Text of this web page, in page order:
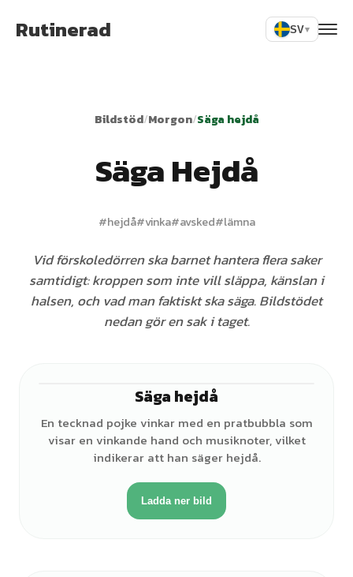
Rutinerad SV▾
Bildstöd/Morgon/Säga hejdå
Säga Hejdå
#hejdå#vinka#avsked#lämna
Vid förskoledörren ska barnet hantera flera saker
samtidigt: kroppen som inte vill släppa, känslan i
halsen, och vad man faktiskt ska säga. Bildstödet
nedan gör en sak i taget.
Säga hejdå
En tecknad pojke vinkar med en pratbubbla som
visar en vinkande hand och musiknoter, vilket
indikerar att han säger hejdå.
Ladda ner bild